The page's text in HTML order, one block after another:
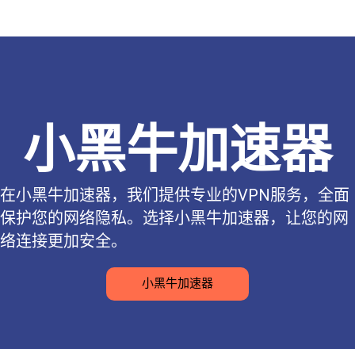
小黑牛加速器
在小黑牛加速器，我们提供专业的VPN服务，全面
保护您的网络隐私。选择小黑牛加速器，让您的网
络连接更加安全。
小黑牛加速器